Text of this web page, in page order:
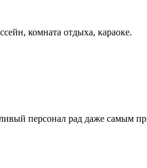
комната отдыха, караоке.
персонал рад даже самым